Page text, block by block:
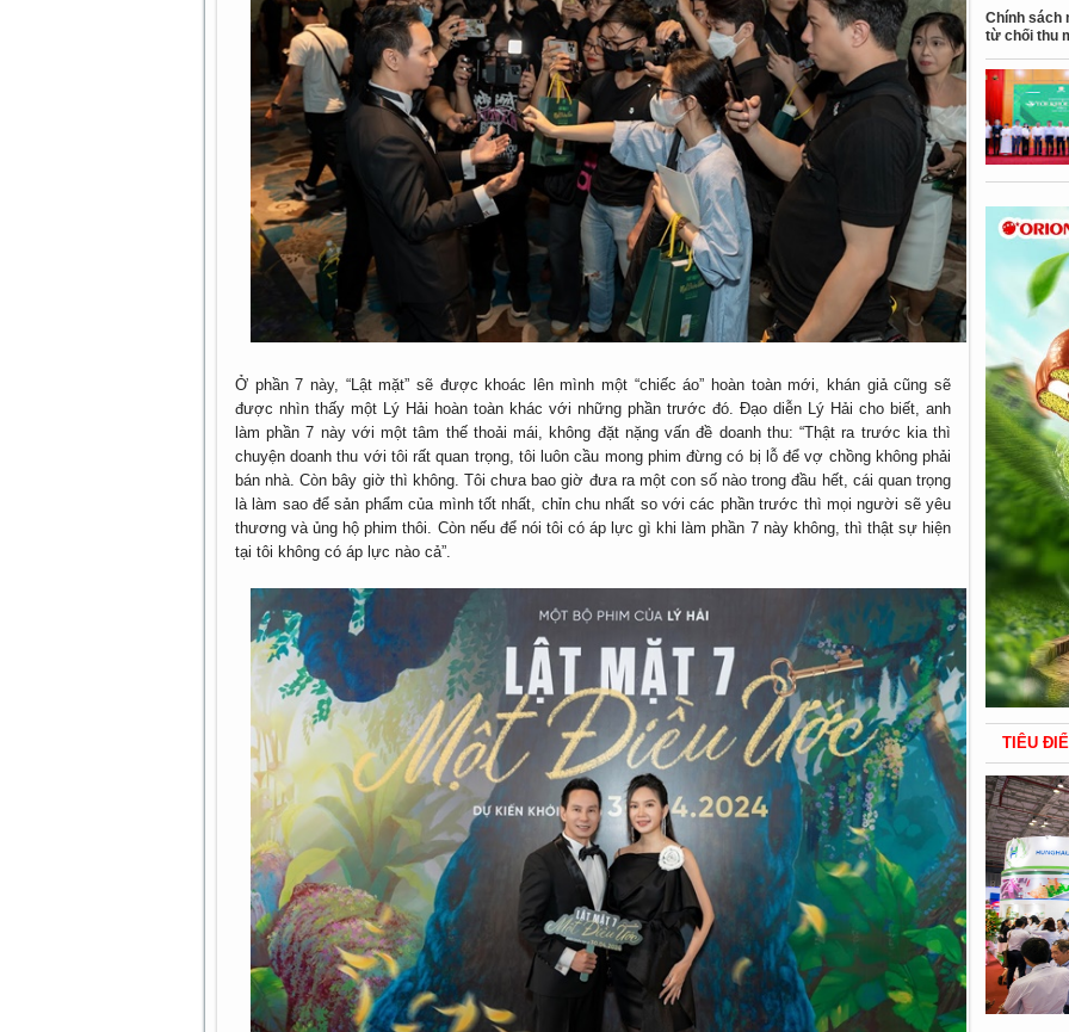
Ở phần 7 này, “Lật mặt” sẽ được khoác lên mình một “chiếc áo” hoàn toàn mới, khán giả cũng sẽ
được nhìn thấy một Lý Hải hoàn toàn khác với những phần trước đó. Đạo diễn Lý Hải cho biết, anh
làm phần 7 này với một tâm thế thoải mái, không đặt nặng vấn đề doanh thu: “Thật ra trước kia thì
chuyện doanh thu với tôi rất quan trọng, tôi luôn cầu mong phim đừng có bị lỗ để vợ chồng không phải
bán nhà. Còn bây giờ thì không. Tôi chưa bao giờ đưa ra một con số nào trong đầu hết, cái quan trọng
là làm sao để sản phẩm của mình tốt nhất, chỉn chu nhất so với các phần trước thì mọi người sẽ yêu
thương và ủng hộ phim thôi. Còn nếu để nói tôi có áp lực gì khi làm phần 7 này không, thì thật sự hiện
tại tôi không có áp lực nào cả”.
Chính sách
từ chối thu
TIÊU